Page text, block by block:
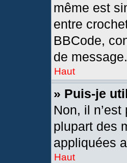
même est
entre
BBCode,
de message.
Haut
» Puis-je
Non, il
plupart des
appliquées
Haut